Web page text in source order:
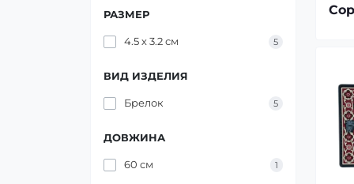
РАЗМЕР
4.5 х 3.2 см 5
ВИД ИЗДЕЛИЯ
Брелок 5
ДОВЖИНА
60 см 1